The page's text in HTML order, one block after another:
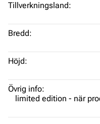
Tillverkningsland:
Bredd:
Höjd:
Övrig info:
limited edition - när